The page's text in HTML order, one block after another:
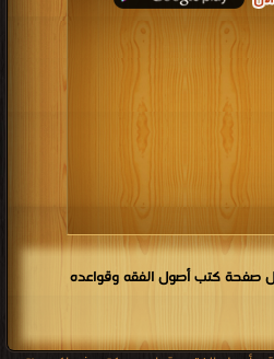
صفحة كتب أصول الفقه وقواعده